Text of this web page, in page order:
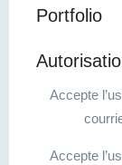
Portfolio
Accepte
Accepte